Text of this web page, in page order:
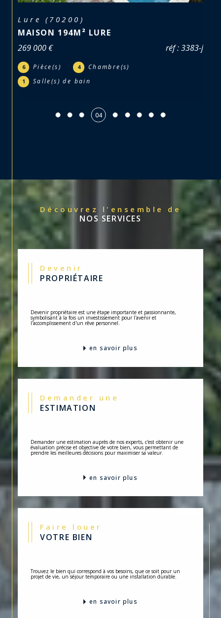
Lure (70200)
MAISON 194M² LURE
269 000 €
réf : 3383-j
6 Pièce(s) 4 Chambre(s)
1 Salle(s) de bain
04
Découvrez l'ensemble de
NOS SERVICES
Devenir
PROPRIÉTAIRE
Devenir propriétaire est une étape importante et passionnante,
symbolisant à la fois un investissement pour l'avenir et
l'accomplissement d'un rêve personnel.
en savoir plus
Demander une
ESTIMATION
Demander une estimation auprès de nos experts, c'est obtenir une
évaluation précise et objective de votre bien, vous permettant de
prendre les meilleures décisions pour maximiser sa valeur.
en savoir plus
Faire louer
VOTRE BIEN
Trouvez le bien qui correspond à vos besoins, que ce soit pour un
projet de vie, un séjour temporaire ou une installation durable.
en savoir plus